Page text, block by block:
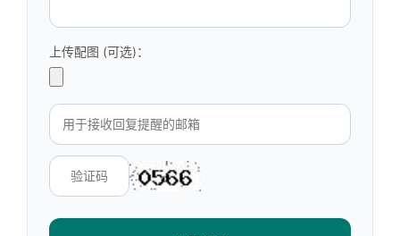
上传配图 (可选)：